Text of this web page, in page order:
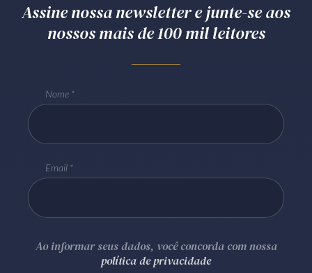
Assine nossa newsletter e junte-se aos
nossos mais de 100 mil leitores
Nome
Email
Ao informar seus dados, você concorda com nossa
política de privacidade